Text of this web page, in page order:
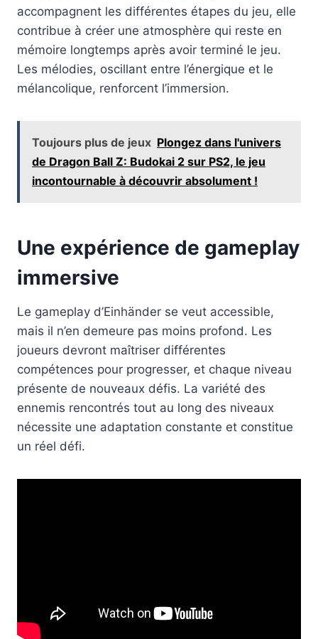
accompagnent les différentes étapes du jeu, elle
contribue à créer une atmosphère qui reste en
mémoire longtemps après avoir terminé le jeu.
Les mélodies, oscillant entre l’énergique et le
mélancolique, renforcent l’immersion.
Toujours plus de jeux Plongez dans l'univers
de Dragon Ball Z: Budokai 2 sur PS2, le jeu
incontournable à découvrir absolument !
Une expérience de gameplay
immersive
Le gameplay d’Einhänder se veut accessible,
mais il n’en demeure pas moins profond. Les
joueurs devront maîtriser différentes
compétences pour progresser, et chaque niveau
présente de nouveaux défis. La variété des
ennemis rencontrés tout au long des niveaux
nécessite une adaptation constante et constitue
un réel défi.